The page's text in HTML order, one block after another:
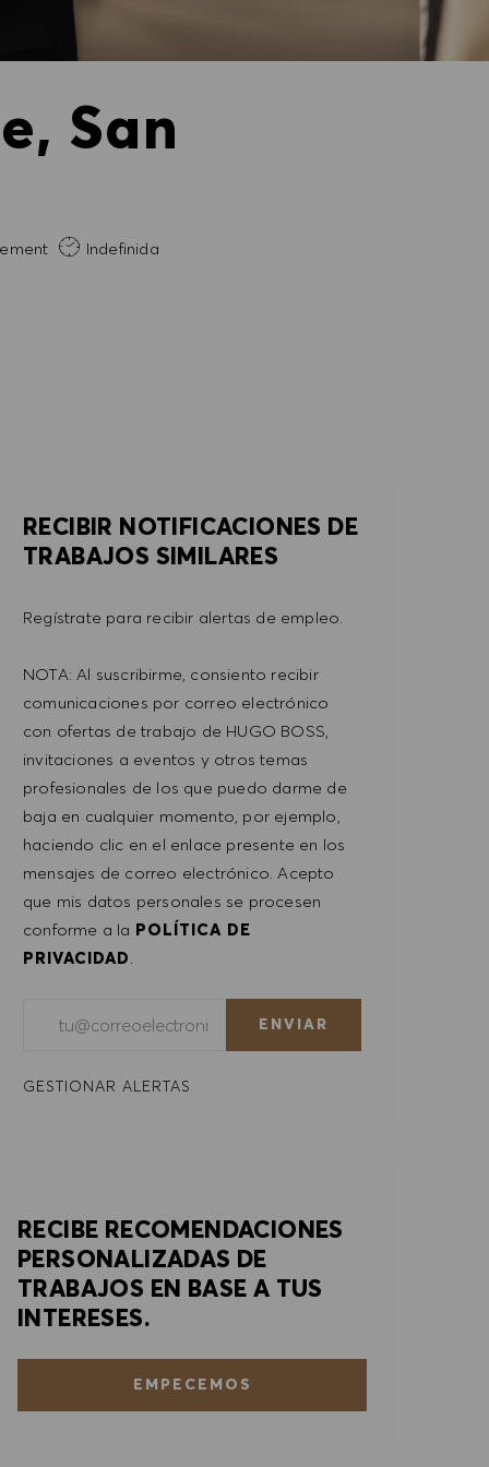
San
necesaria Indefinida
RECIBIR NOTIFICACIONES DE
TRABAJOS SIMILARES
Regístrate para recibir alertas de empleo.
NOTA: Al suscribirme, consiento recibir
comunicaciones por correo electrónico
con ofertas de trabajo de HUGO BOSS,
invitaciones a eventos y otros temas
profesionales de los que puedo darme de
baja en cualquier momento, por ejemplo,
haciendo clic en el enlace presente en los
mensajes de correo electrónico. Acepto
que mis datos personales se procesen
conforme a la POLÍTICA DE
PRIVACIDAD
ENVIAR
GESTIONAR ALERTAS
RECIBE RECOMENDACIONES
PERSONALIZADAS DE
TRABAJOS EN BASE A TUS
INTERESES.
EMPECEMOS